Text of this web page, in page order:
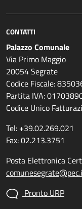
CONTATTI
Palazzo Comunale
Via Primo Maggio
20054 Segrate
Codice Fiscale:
Partita IVA:
Codice Unico
Tel: +39.02.269.021
Fax: 02.213.3751
Posta Elettronica
Pronto URP